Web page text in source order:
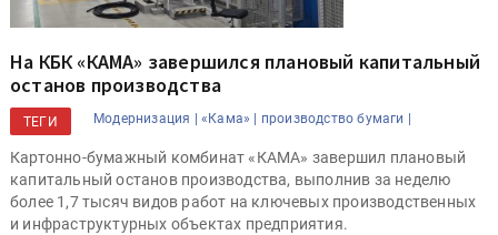
На КБК «КАМА» завершился плановый капитальный
останов производства
ТЕГИ Модернизация | «Кама» | производство бумаги |
Картонно-бумажный комбинат «КАМА» завершил плановый
капитальный останов производства, выполнив за неделю
более 1,7 тысяч видов работ на ключевых производственных
и инфраструктурных объектах предприятия.